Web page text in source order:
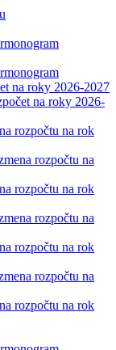
na roky 2026-2027
na roky 2026-
rozpočtu na rok
rozpočtu na
rozpočtu na rok
rozpočtu na
rozpočtu na rok
rozpočtu na
rozpočtu na rok